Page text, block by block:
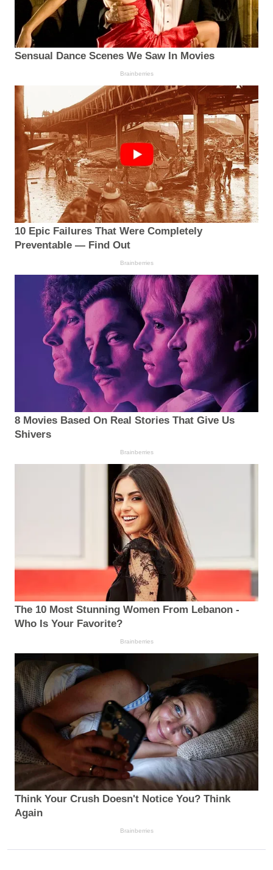
Sensual Dance Scenes We Saw In Movies
Brainberries
10 Epic Failures That Were Completely
Preventable — Find Out
Brainberries
8 Movies Based On Real Stories That Give Us
Shivers
Brainberries
The 10 Most Stunning Women From Lebanon -
Who Is Your Favorite?
Brainberries
Think Your Crush Doesn't Notice You? Think
Again
Brainberries